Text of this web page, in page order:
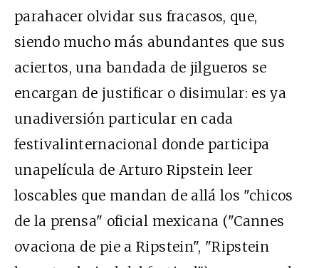
parahacer olvidar sus fracasos, que,
siendo mucho más abundantes que sus
aciertos, una bandada de jilgueros se
encargan de justificar o disimular: es ya
unadiversión particular en cada
festivalinternacional donde participa
unapelícula de Arturo Ripstein leer
loscables que mandan de allá los "chicos
de la prensa" oficial mexicana ("Cannes
ovaciona de pie a Ripstein", "Ripstein